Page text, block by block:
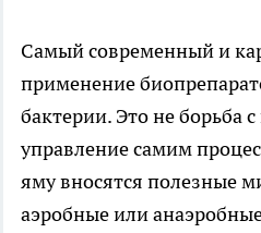
Самый современный и
применение
бактерии. Это не борьба
управление самим
яму вносятся полезные
аэробные или